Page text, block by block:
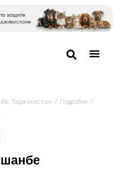
Таджикистан / Подробно /